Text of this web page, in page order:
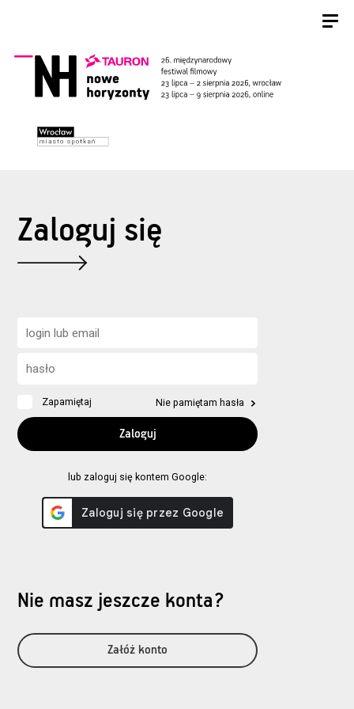
Zaloguj się
Zapamiętaj Nie pamiętam hasła
lub zaloguj się kontem Google:
Nie masz jeszcze konta?
Załóż konto